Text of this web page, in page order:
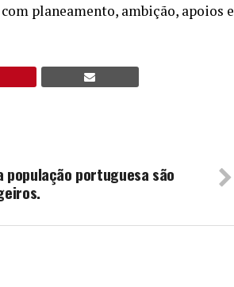
planeamento, ambição, apoios e
população portuguesa são